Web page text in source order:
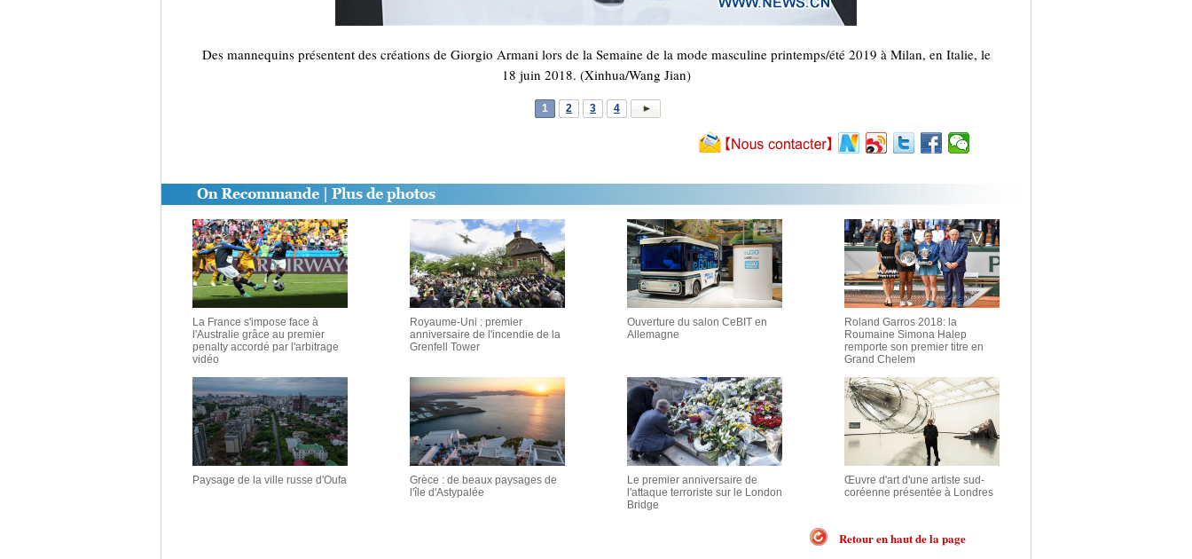
Des mannequins présentent des créations de Giorgio Armani lors de la Semaine de la mode masculine printemps/été 2019 à Milan, en Italie, le
18 juin 2018. (Xinhua/Wang Jian)
1 2 3 4
La France s'impose face à
l'Australie grâce au premier
penalty accordé par l'arbitrage
vidéo
Royaume-Uni : premier
anniversaire de l'incendie de la
Grenfell Tower
Ouverture du salon CeBIT en
Allemagne
Roland Garros 2018: la
Roumaine Simona Halep
remporte son premier titre en
Grand Chelem
Paysage de la ville russe d'Oufa
Grèce : de beaux paysages de
l'île d'Astypalée
Le premier anniversaire de
l'attaque terroriste sur le London
Bridge
Œuvre d'art d'une artiste sud-
coréenne présentée à Londres
Retour en haut de la page